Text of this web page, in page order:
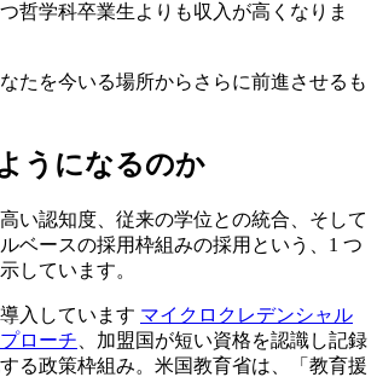
哲学科卒業生よりも収入が高くなりま
たを今いる場所からさらに前進させるも
うになるのか
い認知度、従来の学位との統合、そして
ベースの採用枠組みの採用という、1 つ
しています。
入しています マイクロクレデンシャル
ローチ 、加盟国が短い資格を認識し記録
る政策枠組み。米国教育省は、「教育援